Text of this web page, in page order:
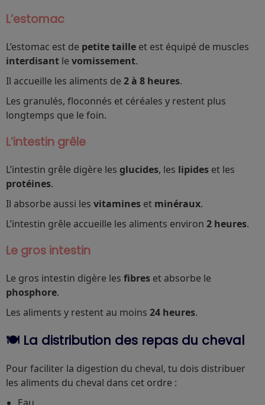
L’estomac
L’estomac est de petite taille et est équipé de muscles
interdisant le vomissement.
Il accueille les aliments de 2à 8 heures.
Les granulés, floconnés et céréales y restent plus
longtemps que le foin.
L’intestin grêle
L’intestin grêle digère les glucides, les lipides et les
protéines.
Il absorbe aussi les vitamines et minéraux.
L’intestin grêle accueille les aliments environ 2 heures.
Le gros intestin
Le gros intestin digère les fibres et absorbe le
phosphore.
Les aliments y restent au moins 24 heures.
🍽️ La distribution des repas du cheval
Pour faciliter la digestion du cheval, tu dois distribuer
les aliments du cheval dans cet ordre :